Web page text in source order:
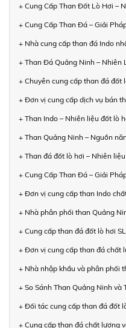
+ Cung Cấp Than Đốt Lò Hơi –
+ Cung Cấp Than Đá – Giải
+ Nhà cung cấp than đá Indo
+ Than Đá Quảng Ninh – Nhiên
+ Chuyên cung cấp than đá đốt
+ Đơn vị cung cấp dịch vụ bán
+ Than Indo – Nhiên liệu đốt lò
+ Than Quảng Ninh – Nguồn
+ Than đá đốt lò hơi – Nhiên
+ Cung Cấp Than Đá – Giải
+ Đơn vị cung cấp than Indo
+ Nhà phân phối than Quảng
+ Cung cấp than đá đốt lò hơi
+ Đơn vị cung cấp than đá chất
+ Nhà nhập khẩu và phân phối
+ So Sánh Than Quảng Ninh và
+ Đối tác cung cấp than đá đốt
+ Cung cấp than đá chất lượng